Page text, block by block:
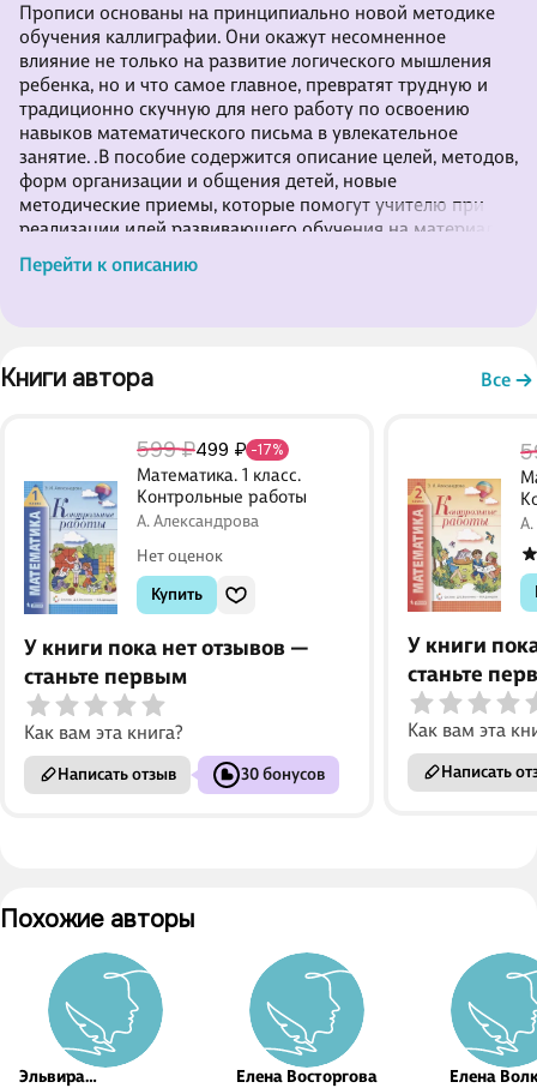
Прописи основаны на принципиально новой методике
обучения каллиграфии. Они окажут несомненное
влияние не только на развитие логического мышления
ребенка, но и что самое главное, превратят трудную и
традиционно скучную для него работу по освоению
навыков математического письма в увлекательное
занятие. .В пособие содержится описание целей, методов,
форм организации и общения детей, новые
методические приемы, которые помогут учителю при
реализации идей развивающего обучения на материале
обучения математике. .В математических прописях
удачно объединена работа над формированием
Перейти к описанию
Книги автора Все
599 ₽499 ₽ -17%
Математика. 1 класс.
Контрольные работы
А. Александрова
Нет оценок
Купить
У книги пока нет отзывов —
станьте первым
Как вам эта книга?
Написать отзыв 30 бонусов
А.
У книги
станьте
Как вам эта
Написать
Похожие авторы
Эльвира
Елена Восторгова Елена